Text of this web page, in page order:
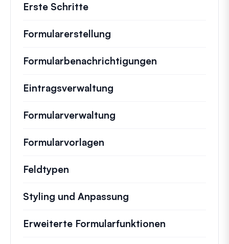
Erste Schritte
Formularerstellung
Formularbenachrichtigungen
Eintragsverwaltung
Formularverwaltung
Formularvorlagen
Feldtypen
Styling und Anpassung
Erweiterte Formularfunktionen